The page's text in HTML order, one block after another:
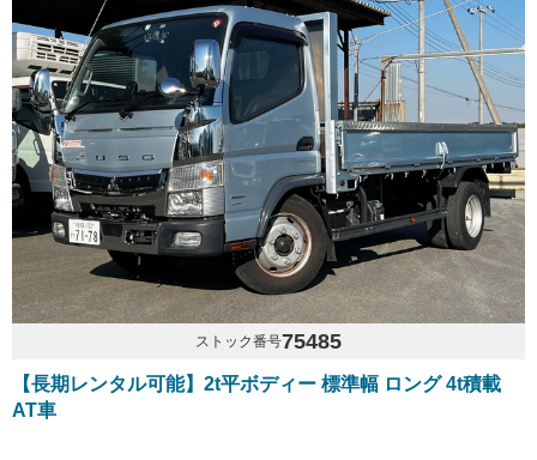
ストック番号75485
【長期レンタル可能】2t平ボディー 標準幅 ロング 4t積載
AT車